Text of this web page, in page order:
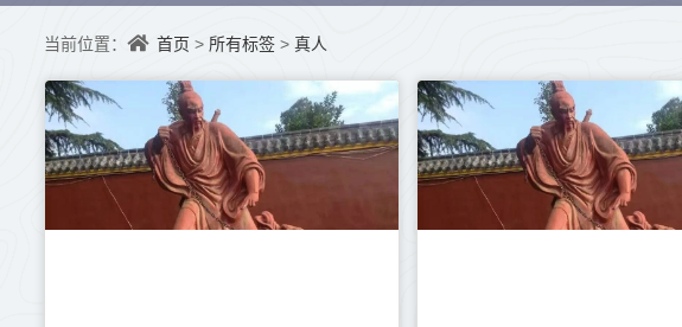
当前位置： 首页 > 所有标签 > 真人